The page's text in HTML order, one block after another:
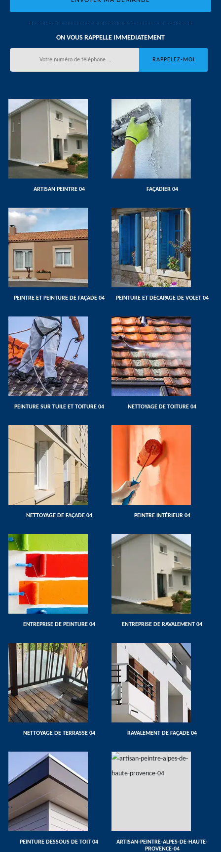
ON VOUS RAPPELLE IMMEDIATEMENT
ARTISAN PEINTRE 04 FAÇADIER 04
PEINTRE ET PEINTURE DE FAÇADE 04 PEINTURE ET DÉCAPAGE DE VOLET 04
PEINTURE SUR TUILE ET TOITURE 04 NETTOYAGE DE TOITURE 04
NETTOYAGE DE FAÇADE 04 PEINTRE INTÉRIEUR 04
ENTREPRISE DE PEINTURE 04 ENTREPRISE DE RAVALEMENT 04
NETTOYAGE DE TERRASSE 04 RAVALEMENT DE FAÇADE 04
PEINTURE DESSOUS DE TOIT 04
ARTISAN-PEINTRE-ALPES-DE-HAUTE-
PROVENCE-04